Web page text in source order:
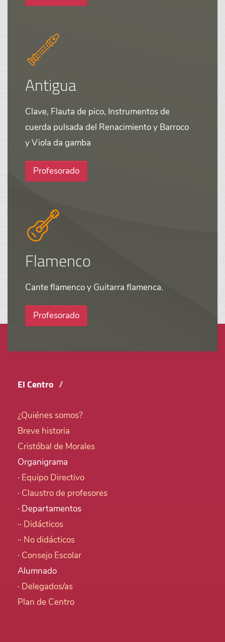
Antigua
Clave, Flauta de pico, Instrumentos de
cuerda pulsada del Renacimiento y Barroco
y Viola da gamba
Profesorado
Flamenco
Cante flamenco y Guitarra flamenca.
Profesorado
El Centro
¿Quiénes somos?
Breve historia
Cristóbal de Morales
Organigrama
· Equipo Directivo
· Claustro de profesores
· Departamentos
·· Didácticos
·· No didácticos
· Consejo Escolar
Alumnado
· Delegados/as
Plan de Centro